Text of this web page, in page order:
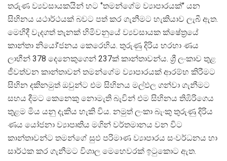
තරුණ ව්‍යවසායකයින් හට ‘’තමන්ගේම ව්‍යාපාරයක්’’ යන
සිහිනය යථාර්ථයක් බවට පත් කර ගැනීමට හැකියාව ලැබී ඇත.
මෙහිදී වැදගත් තැනක් හිමිවනුයේ ව්‍යවසායක ක්ෂේත්‍ර‍යේ
කාන්තා නියෝ’ජනය කෙරෙහිය. තුරුණු දිරිය හරහා ණය
ලාභීන් 378 දෙනෙකුගෙන් 237ක් කාන්තාවන්ය. ශ්‍රී ලංකාව තුළ
ජීවත්වන කාන්තාවන් තමන්ගේම ව්‍යාපාරයක් ආරම්භ කිරීමට
සිහින දකිනමුත් ඔවුන්ට එම සිහිනය මල්ඵල ගන්වා ගැනීමට
සහය දීමට කෙනෙකු නොමැති බැවින් එම සිහිනය තිඹිරිගෙය
තුළම මිය යනු දැකිය හැකි විය. නමුත් ලංකා බැංකු තුරුණු දිරිය
ණය යෝජනා ව්‍යාපෘතිය මගින් වර්තමානය වන විට
කාන්තාවන්ට තමන්ගේ සුඵ පරිමාණ ව්‍යාපාරය සංවර්ධනය හා
සාර්ථක කර ගැනීමට විශාල මෙහෙවරක් ඉටුකොට ඇත.